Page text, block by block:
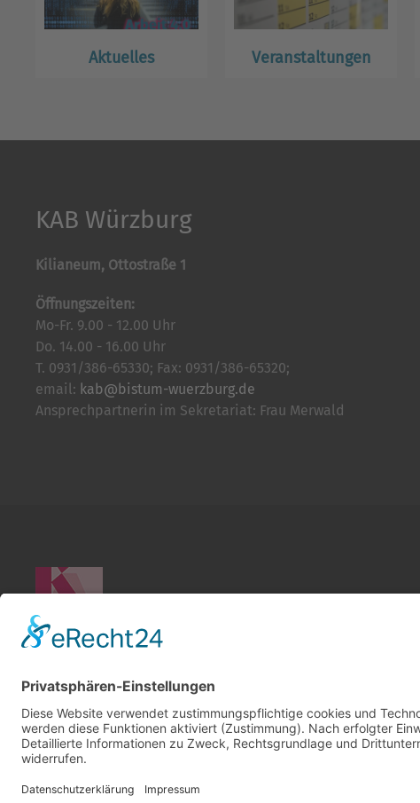
Aktuelles Veranstaltungen
KAB Würzburg
Kilianeum, Ottostraße 1
Öffnungszeiten:
Mo-Fr. 9.00 - 12.00 Uhr
Do. 14.00 - 16.00 Uhr
T. 0931/386-65330; Fax: 0931/386-65320;
email: kab@bistum-wuerzburg.de
Ansprechpartnerin im Sekretariat: Frau Merwald